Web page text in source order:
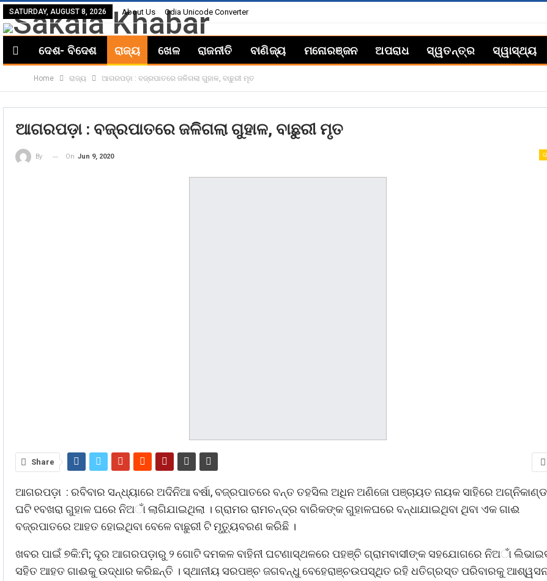
SATURDAY, AUGUST 8, 2026 About Us Odia Unicode Converter
ଦେଶ- ବିଦେଶ ରାଜ୍ୟ ଖେଳ ରାଜନୀତି ବାଣିଜ୍ୟ ମନୋରଞ୍ଜନ ଅପରାଧ ସ୍ୱତନ୍ତ୍ର ସ୍ୱାସ୍ଥ୍ୟ
Home ରାଜ୍ୟ ଆଗରପଡ଼ା : ବଜ୍ରପାତରେ ଜଳିଗଲା ଗୁହାଳ, ବାଛୁରୀ ମୃତ
ଆଗରପଡ଼ା : ବଜ୍ରପାତରେ ଜଳିଗଲା ଗୁହାଳ, ବାଛୁରୀ ମୃତ
By On Jun 9, 2020
Share
ଆଗରପଡ଼ା : ରବିବାର ସନ୍ଧ୍ୟାରେ ଅଦିନିଆ ବର୍ଷା, ବଜ୍ରପାତରେ ବନ୍ତ ତହସିଲ ଅଧିନ ଅଣିଜୋ ପଞ୍ଚାୟତ ନାୟକ ସାହିରେ ଅଗ୍ନିକାଣ୍ଡ
ଘଟି ୧ବଖରା ଗୁହାଳ ଘରେ ନିଅାଁ ଲାଗିଯାଇଥିଲା । ଗ୍ରାମର ରାମଚନ୍ଦ୍ର ବାରିକଙ୍କ ଗୁହାଳଘରେ ବନ୍ଧାଯାଇଥିବା ଥିବା ଏକ ଗାଈ
ବଜ୍ରପାତରେ ଆହତ ହୋଇଥିବା ବେଳେ ବାଛୁରୀ ଟି ମୃତୁ୍ୟବରଣ କରିଛି ।
ଖବର ପାଇଁ ୭କି:ମି; ଦୂର ଆଗରପଡ଼ାରୁ ୨ ଗୋଟି ଦମକଳ ବାହିନୀ ଘଟଣାସ୍ଥଳରେ ପହଞ୍ଚି ଗ୍ରାମବାସୀଙ୍କ ସହଯୋଗରେ ନିଅାଁ
ସହିତ ଆହତ ଗାଈକୁ ଉଦ୍ଧାର କରିଛନ୍ତି । ସ୍ଥାନୀୟ ସରପଞ୍ଚ ଜଗବନ୍ଧୁ ବେହେରାଞ୍ଚଉପସ୍ଥିତ ରହି ଧତିଗ୍ରସ୍ତ ପରିବାରକୁ